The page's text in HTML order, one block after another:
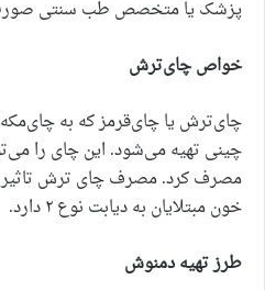
پزشک یا متخصص طب سنتی
خواص چای‌ترش
چای‌ترش یا چای‌قرمز که به
چینی تهیه می‌شود. این چای را
مصرف کرد. مصرف چای ترش تاثیر
خون مبتلایان به دیابت نوع ۲ دارد.
طرز تهیه دمنوش